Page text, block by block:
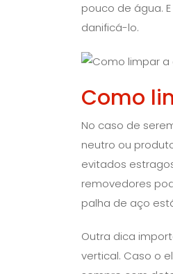
pouco de água.
danificá-lo.
Como
No caso de
neutro ou
evitados
removedores
palha de aço
Outra dica
vertical. Caso o